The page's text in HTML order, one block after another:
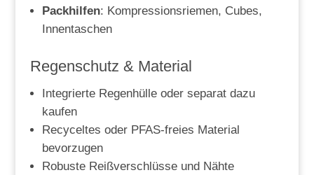
Packhilfen: Kompressionsriemen, Cubes,
Innentaschen
Regenschutz & Material
Integrierte Regenhülle oder separat dazu
kaufen
Recyceltes oder PFAS-freies Material
bevorzugen
Robuste Reißverschlüsse und Nähte